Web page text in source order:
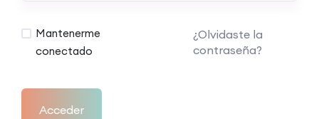
Mantenerme
conectado
¿Olvidaste la
contraseña?
Acceder